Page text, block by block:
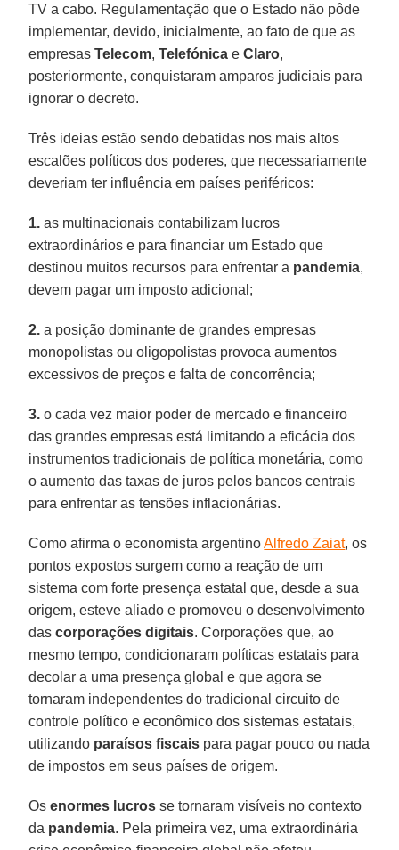
TV a cabo. Regulamentação que o Estado não pôde
implementar, devido, inicialmente, ao fato de que as
empresasTelecom,Telefónica eClaro,
posteriormente, conquistaram amparos judiciais para
ignorar o decreto.
Três ideias estão sendo debatidas nos mais altos
escalões políticos dos poderes, que necessariamente
deveriam ter influência em países periféricos:
1. as multinacionais contabilizam lucros
extraordinários e para financiar um Estado que
destinou muitos recursos para enfrentar a pandemia,
devem pagar um imposto adicional;
2. a posição dominante de grandes empresas
monopolistas ou oligopolistas provoca aumentos
excessivos de preços e falta de concorrência;
3. o cada vez maior poder de mercado e financeiro
das grandes empresas está limitando a eficácia dos
instrumentos tradicionais de política monetária, como
o aumento das taxas de juros pelos bancos centrais
para enfrentar as tensões inflacionárias.
Como afirma o economista argentinoAlfredo Zaiat, os
pontos expostos surgem como a reação de um
sistema com forte presença estatal que, desde a sua
origem, esteve aliado e promoveu o desenvolvimento
dascorporações digitais. Corporações que, ao
mesmo tempo, condicionaram políticas estatais para
decolar a uma presença global e que agora se
tornaram independentes do tradicional circuito de
controle político e econômico dos sistemas estatais,
utilizando paraísos fiscais para pagar pouco ou nada
de impostos em seus países de origem.
Osenormes lucros se tornaram visíveis no contexto
da pandemia. Pela primeira vez, uma extraordinária